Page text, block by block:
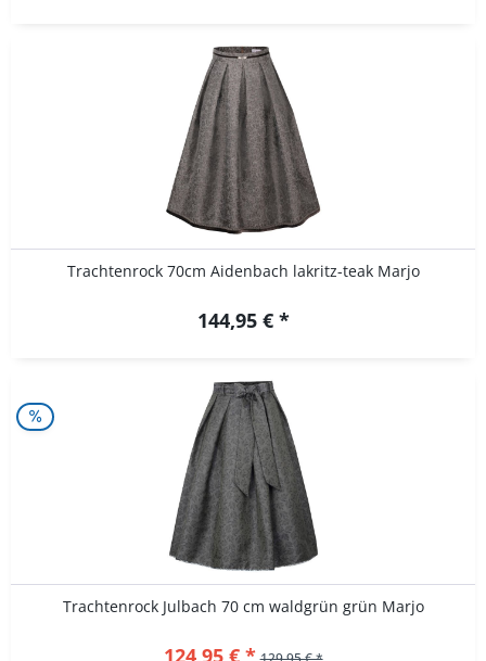
Trachtenrock 70cm Aidenbach lakritz-teak Marjo
144,95 € *
Trachtenrock Julbach 70 cm waldgrün grün Marjo
124,95 € *